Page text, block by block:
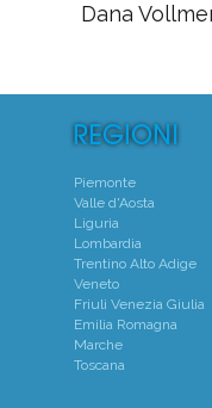
Dana
Piemonte
Valle d'Aosta
Liguria
Lombardia
Trentino Alto Adige
Veneto
Friuli Venezia Giulia
Emilia Romagna
Marche
Toscana